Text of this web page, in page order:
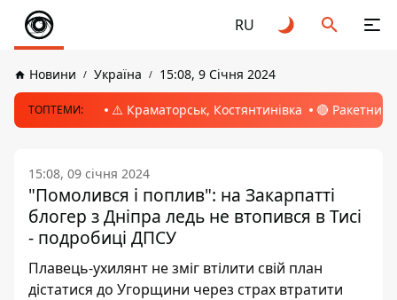
RU
Новини Україна 15:08, 9 Січня 2024
ТОПТЕМИ: ⚠️ Краматорськ, Костянтинівка 🔴 Ракетний
15:08, 09 січня 2024
"Помолився і поплив": на Закарпатті
блогер з Дніпра ледь не втопився в Тисі
- подробиці ДПСУ
Плавець-ухилянт не зміг втілити свій план
дістатися до Угорщини через страх втратити